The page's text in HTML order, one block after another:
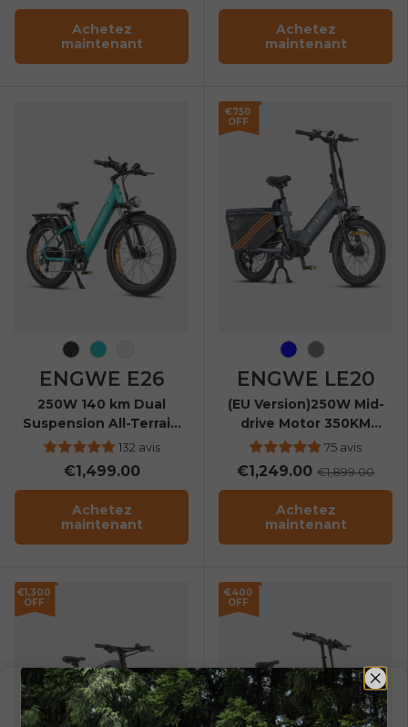
Achetez
maintenant
Achetez
maintenant
Gris Galaxie
Bleu gemme
Bourdon jaune
ENGWE E26
250W 140 km Dual
Suspension All-Terrain
E-bike132 avis
€1,499.00
Achetez
maintenant
€750
OFF
BleuGris
ENGWE LE20
(EU Version)250W Mid-
drive Motor 350KM
Super Long Range
Cargo E Bike
75 avis
€1,249.00 €1,899.00
Achetez
maintenant
€1,300
OFF
€400
OFF